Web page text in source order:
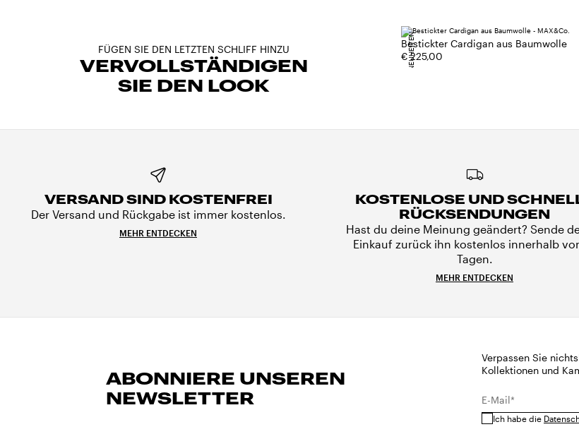
FÜGEN SIE DEN LETZTEN SCHLIFF HINZU
VERVOLLSTÄNDIGEN
SIE DEN LOOK
Bestickter Cardigan aus Baumwolle
€ 225,00
NEUHEITEN
VERSAND SIND KOSTENFREI
Der Versand und Rückgabe ist immer kostenlos.
MEHR ENTDECKEN
KOSTENLOSE UND
RÜCKSENDUNGEN
Hast du deine Meinung geändert? Sende
Einkauf zurück ihn kostenlos innerhalb
Tagen.
MEHR ENTDECKEN
ABONNIERE UNSEREN
NEWSLETTER
Verpassen Sie
Kollektionen und
E-Mail*
Ich habe die